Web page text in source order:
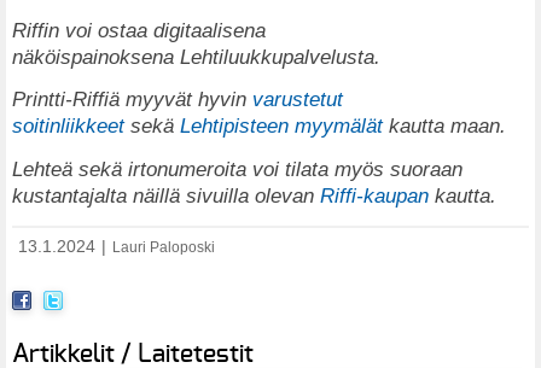
Riffin voi ostaa digitaalisena
näköispainoksena Lehtiluukkupalvelusta.
Printti-Riffiä myyvät hyvin varustetut
soitinliikkeet sekä Lehtipisteen myymälätkautta maan.
Lehteä sekä irtonumeroita voi tilata myös suoraan
kustantajalta näillä sivuilla olevan Riffi-kaupan kautta.
13.1.2024 Lauri Paloposki
Artikkelit / Laitetestit